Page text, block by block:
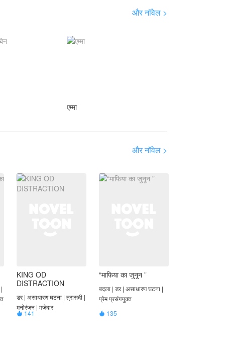
और नॉवेल >
एम्मा
और नॉवेल >
KING OD
DISTRACTION
डर | असाधारण घटना | त्रासदी |
मनोरंजन | मज़ेदार
 141
“माफिया का जुनून ”
बदला | डर | असाधारण घटना |
प्रेम प्रसंगयुक्त
 135